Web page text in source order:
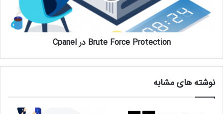
Brute Force Protection در Cpanel
نوشته های مشابه